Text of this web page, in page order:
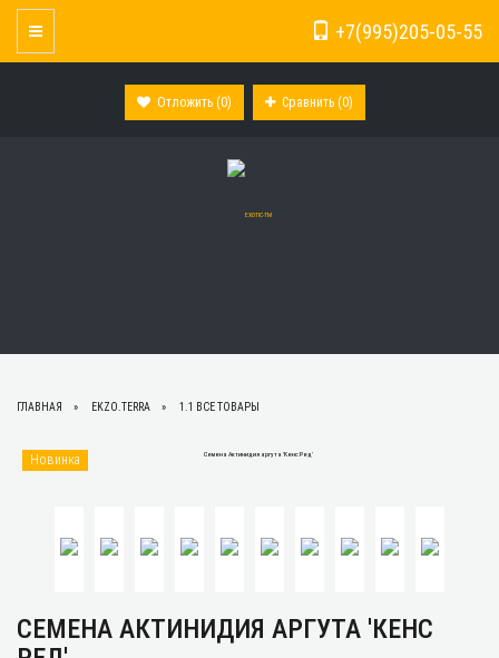
Отложить (0) Сравнить (0)
+7(995)205-05-55
Toggle Navigation
ГЛАВНАЯ EKZO.TERRA 1.1 ВСЕ ТОВАРЫ
Новинка
СЕМЕНА АКТИНИДИЯ АРГУТА 'КЕНС